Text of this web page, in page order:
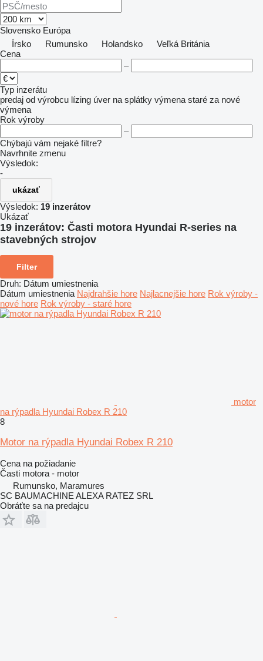
Slovensko Európa
Írsko
Rumunsko Holandsko
Veľká Británia
Cena
–
Typ inzerátu
predaj od výrobcu lízing úver na splátky výmena staré za nové
výmena
Rok výroby
–
Chýbajú vám nejaké filtre?
Navrhnite zmenu
Výsledok:
-
ukázať
Výsledok: 19 inzerátov
Ukázať
19 inzerátov: Časti motora Hyundai R-series na
stavebných strojov
Filter
Druh: Dátum umiestnenia
Dátum umiestnenia Najdrahšie hore Najlacnejšie hore Rok výroby -
nové hore Rok výroby - staré hore
motor
na rýpadla Hyundai Robex R 210
8
Motor na rýpadla Hyundai Robex R 210
Cena na požiadanie
Časti motora - motor
Rumunsko, Maramures
SC BAUMACHINE ALEXA RATEZ SRL
Obráťte sa na predajcu